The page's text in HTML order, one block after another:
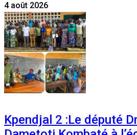
4 août 2026
Kpendjal 2 :Le député